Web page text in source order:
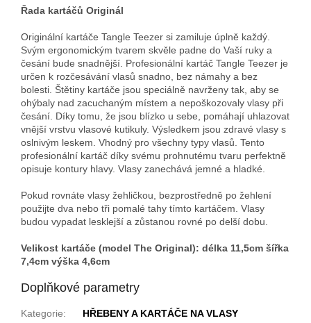
Řada kartáčů Originál
Originální kartáče Tangle Teezer si zamiluje úplně každý.
Svým ergonomickým tvarem skvěle padne do Vaší ruky a
česání bude snadnější. Profesionální kartáč Tangle Teezer je
určen k rozčesávání vlasů snadno, bez námahy a bez
bolesti. Štětiny kartáče jsou speciálně navrženy tak, aby se
ohýbaly nad zacuchaným místem a nepoškozovaly vlasy při
česání. Díky tomu, že jsou blízko u sebe, pomáhají uhlazovat
vnější vrstvu vlasové kutikuly. Výsledkem jsou zdravé vlasy s
oslnivým leskem. Vhodný pro všechny typy vlasů. Tento
profesionální kartáč díky svému prohnutému tvaru perfektně
opisuje kontury hlavy. Vlasy zanechává jemné a hladké.
Pokud rovnáte vlasy žehličkou, bezprostředně po žehlení
použijte dva nebo tři pomalé tahy tímto kartáčem. Vlasy
budou vypadat lesklejší a zůstanou rovné po delší dobu.
Velikost kartáče (model The Original): délka 11,5cm šířka
7,4cm výška 4,6cm
Doplňkové parametry
Kategorie:
HŘEBENY A KARTÁČE NA VLASY